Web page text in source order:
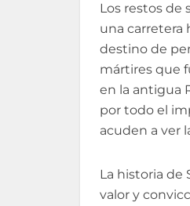
Los restos de
una carretera
destino de
mártires que
en la antigua
por todo el
acuden a ver
La historia de
valor y